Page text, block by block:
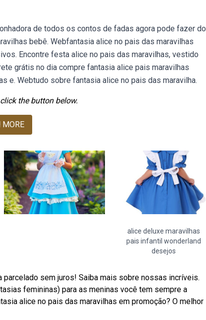
de todos os contos de fadas agora pode fazer do
bebê. Webfantasia alice no pais das maravilhas
Encontre festa alice no pais das maravilhas, vestido
grátis no dia compre fantasia alice pais maravilhas
e. Webtudo sobre fantasia alice no pais das maravilha.
the button below.
MORE
alice deluxe maravilhas
pais infantil wonderland
desejos
sem juros! Saiba mais sobre nossas incríveis.
femininas) para as meninas você tem sempre a
alice no pais das maravilhas em promoção? O melhor